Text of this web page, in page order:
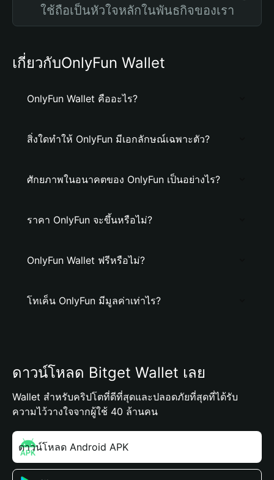
ใช้ถือเป็นหัวใจหลักในพันธกิจของเรา
เกี่ยวกับOnlyFun Wallet
OnlyFun Wallet คืออะไร?
สิ่งใดทำให้ OnlyFun มีเอกลักษณ์เฉพาะตัว?
ศักยภาพในอนาคตของ OnlyFun เป็นอย่างไร?
ราคา OnlyFun จะขึ้นหรือไม่?
OnlyFun Wallet ฟรีหรือไม่?
โทเค็น OnlyFun มีมูลค่าเท่าไร?
ดาวน์โหลด Bitget Wallet เลย
Wallet สำหรับคริปโตที่ดีที่สุดและปลอดภัยที่สุดที่ได้รับ
ความไว้วางใจจากผู้ใช้ 40 ล้านคน
ดาวน์โหลด Android APK